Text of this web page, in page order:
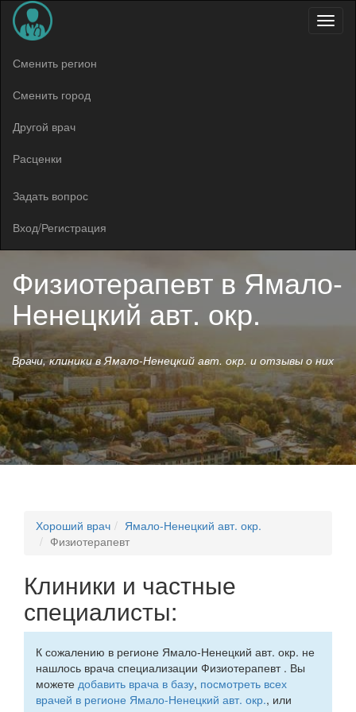
Меню
Сменить регион
Сменить город
Другой врач
Расценки
Задать вопрос
Вход/Регистрация
Физиотерапевт в Ямало-
Ненецкий авт. окр.
Врачи, клиники в Ямало-Ненецкий авт. окр. и отзывы о них
Хороший врач
Ямало-Ненецкий авт. окр.
Физиотерапевт
Клиники и частные
специалисты:
К сожалению в регионе Ямало-Ненецкий авт. окр. не
нашлось врача специализации Физиотерапевт . Вы
можете добавить врача в базу, посмотреть всех
врачей в регионе Ямало-Ненецкий авт. окр., или